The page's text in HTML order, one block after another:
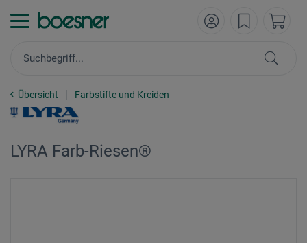
Übersicht Farbstifte und Kreiden
LYRA Farb-Riesen®